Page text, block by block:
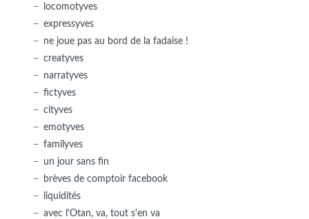
locomotyves
expressyves
ne joue pas au bord de la fadaise !
creatyves
narratyves
fictyves
cityves
emotyves
familyves
un jour sans fin
brèves de comptoir facebook
liquidités
avec l'Otan, va, tout s'en va